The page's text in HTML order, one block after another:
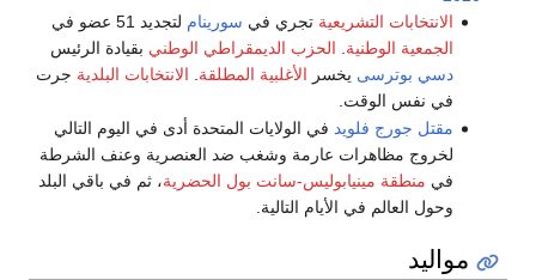
الانتخابات التشريعية تجري في سورينام لتجديد 51 عضو في
الجمعية الوطنية
الحزب الديمقراطي الوطني بقيادة الرئيس
دسي بوترسى يخسر الأغلبية المطلقة الانتخابات البلدية جرت
في نفس الوقت.
مقتل جورج فلويدفي الولايات المتحدة أدى في اليوم التالي
لخروج مظاهرات عارمة وشغب ضد العنصرية وعنف الشرطة
في منطقة مينيابوليس-سانت بول الحضرية، ثم في باقي البلد
وحول العالم في الأيام التالية.
مواليد